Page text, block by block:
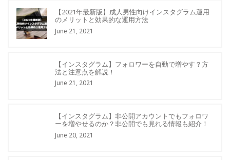
【2021年最新版】成人男性向けインスタグラム運用
のメリットと効果的な運用方法
June 21, 2021
【インスタグラム】フォロワーを自動で増やす？方
法と注意点を解説！
June 21, 2021
【インスタグラム】非公開アカウントでもフォロワ
ーを増やせるのか？非公開でも見れる情報も紹介！
June 20, 2021